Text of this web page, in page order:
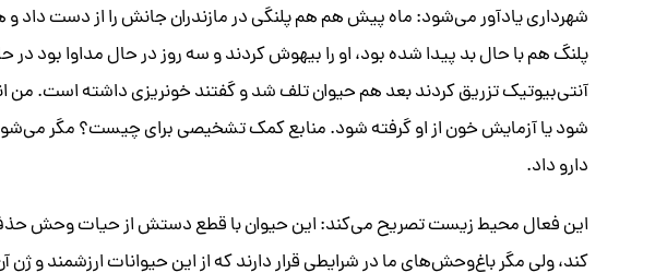
شهرداری یادآور می‌شود: ماه پیش هم هم پلنگی در مازندران جانش را از دست
پلنگ هم با حال بد پیدا شده بود، او را بیهوش کردند و سه روز در حال مداوا بود
آنتی‌بیوتیک تزریق کردند بعد هم حیوان تلف شد و گفتند خونریزی داشته است. من
دارو داد.
این فعال محیط زیست تصریح می‌کند: این حیوان با قطع دستش از حیات وحش حذف
کند، ولی مگر باغ‌وحش‌های ما در شرایطی قرار دارند که از این حیوانات ارزشمند و ژن